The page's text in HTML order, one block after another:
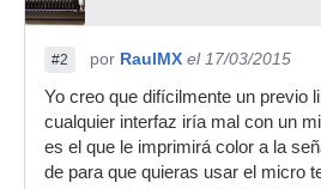
#2 por RaulMX el 17/03/2015
Yo creo que difícilmente un previo
cualquier interfaz iría mal con un
es el que le imprimirá color a la
de para que quieras usar el micro